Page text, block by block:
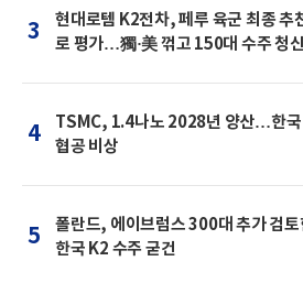
3
현대로템 K2전차, 페루 육군 최종 추
로 평가…獨·美 꺾고 150대 수주 청
4
TSMC, 1.4나노 2028년 양산…한국
협공 비상
5
폴란드, 에이브럼스 300대 추가 검
한국 K2 수주 굳건